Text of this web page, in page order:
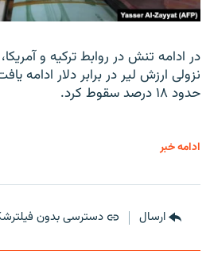
در ادامه تنش در روابط ترکیه و
نزولی ارزش لیر در برابر دلار ادامه
حدود ۱۸ درصد سقوط کرد.
ادامه خبر
ارسال دسترسی بدون